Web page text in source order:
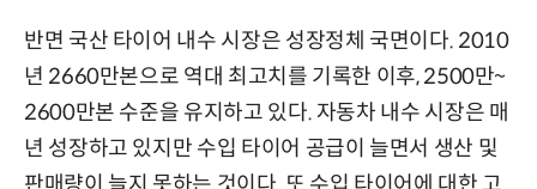
반면 국산 타이어 내수 시장은 성장정체 국면이다. 2010
년 2660만본으로 역대 최고치를 기록한 이후, 2500만~
2600만본 수준을 유지하고 있다. 자동차 내수 시장은 매
년 성장하고 있지만 수입 타이어 공급이 늘면서 생산 및